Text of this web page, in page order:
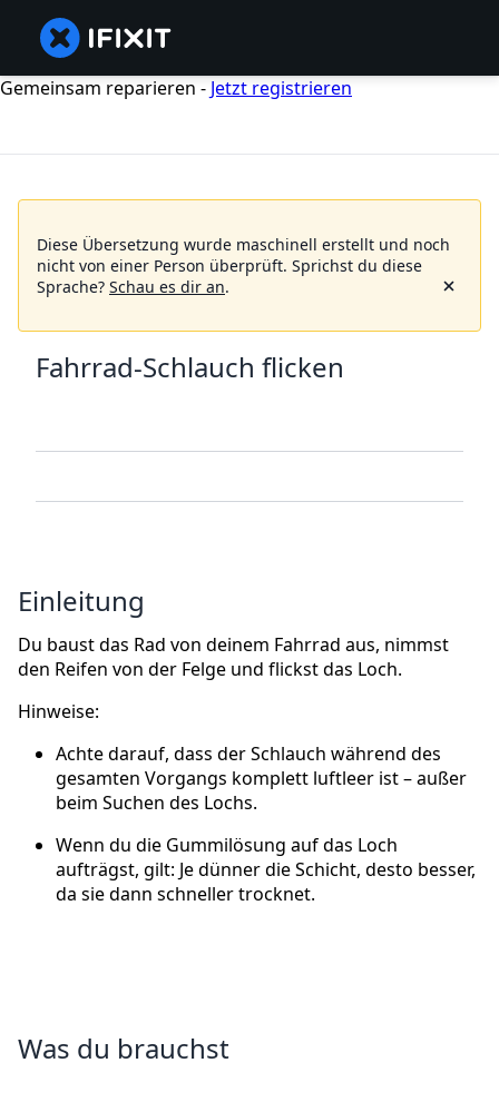
Gemeinsam reparieren - Jetzt registrieren
Diese Übersetzung wurde maschinell erstellt und noch
nicht von einer Person überprüft. Sprichst du diese
Sprache? Schau es dir an.
Fahrrad-Schlauch flicken
Einleitung
Du baust das Rad von deinem Fahrrad aus, nimmst
den Reifen von der Felge und flickst das Loch.
Hinweise:
Achte darauf, dass der Schlauch während des
gesamten Vorgangs komplett luftleer ist – außer
beim Suchen des Lochs.
Wenn du die Gummilösung auf das Loch
aufträgst, gilt: Je dünner die Schicht, desto besser,
da sie dann schneller trocknet.
Was du brauchst